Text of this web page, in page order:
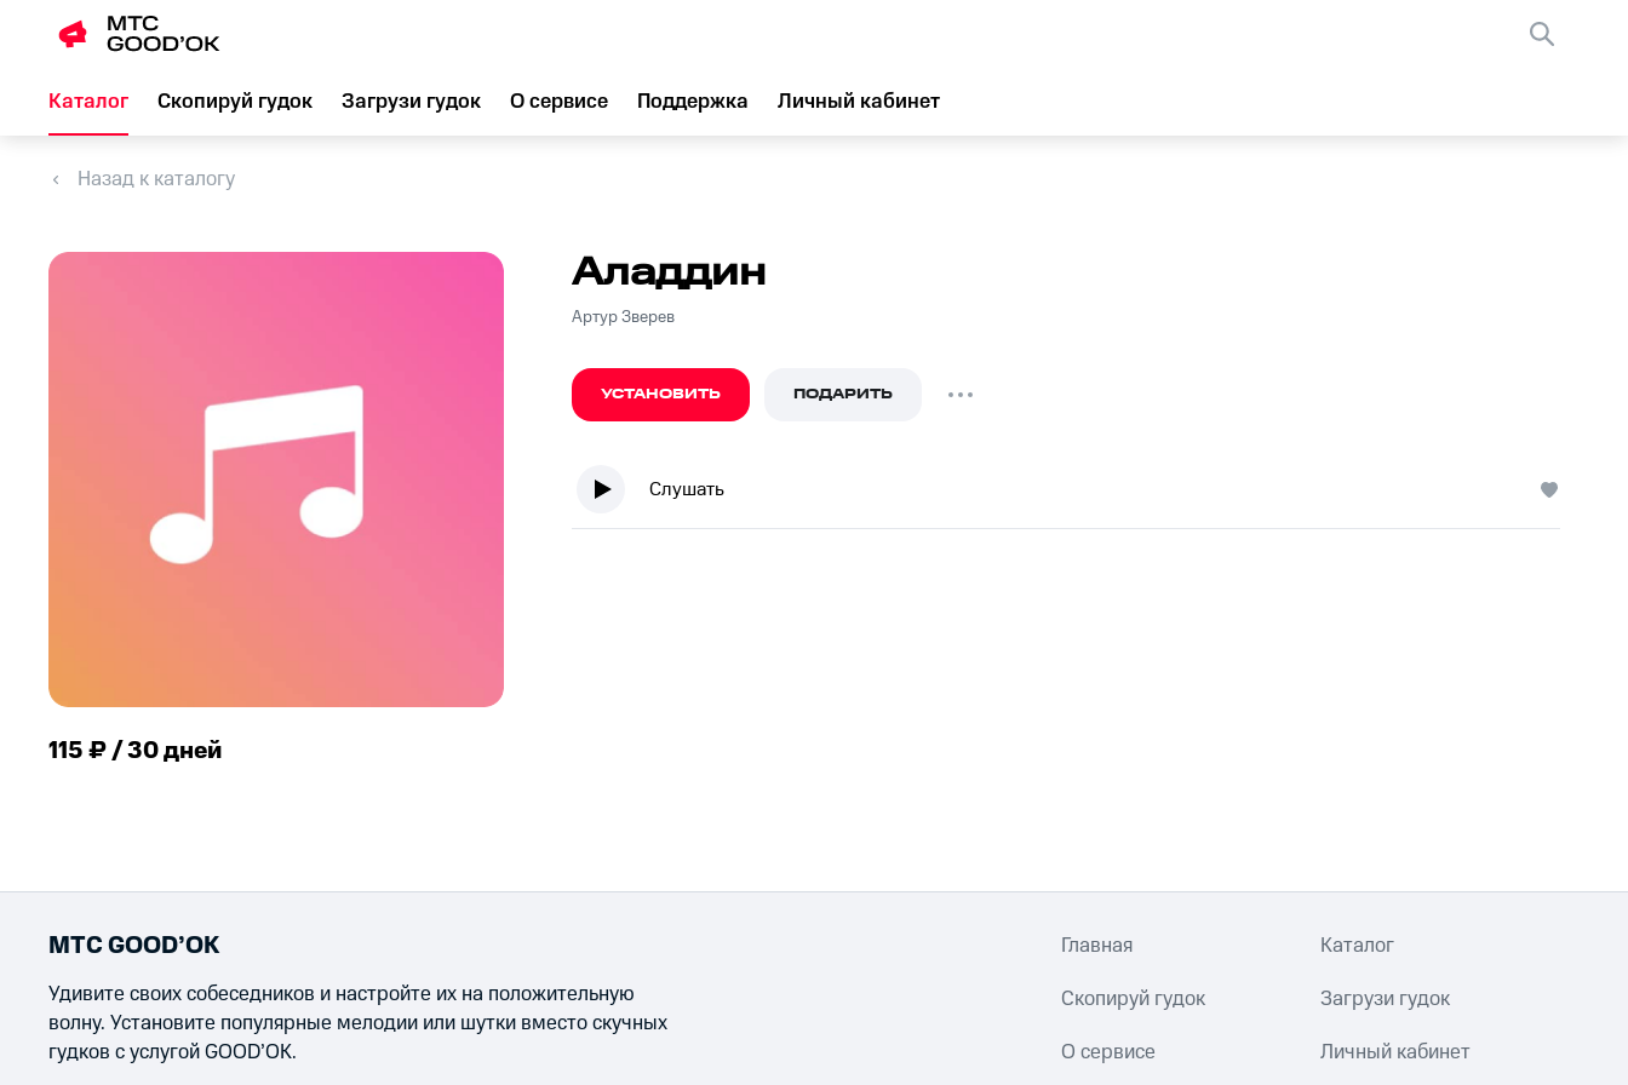
Каталог Скопируй гудок Загрузи гудок О сервисе Поддержка Личный кабинет
Назад к каталогу
115 ₽ / 30 дней
Аладдин
Артур Зверев
УСТАНОВИТЬ ПОДАРИТЬ
Слушать
МТС GOOD’OK
Удивите своих собеседников и настройте их на положительную
волну. Установите популярные мелодии или шутки вместо скучных
гудков с услугой GOOD’OK.
Главная Каталог
Скопируй гудок Загрузи гудок
О сервисе Личный кабинет